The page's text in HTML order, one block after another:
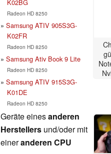
K02BG
Radeon HD 8250
Samsung ATIV 905S3G-
K02FR
Radeon HD 8250
Samsung Ativ Book 9 Lite
Radeon HD 8250
Samsung ATIV 915S3G-
K01DE
Radeon HD 8250
Geräte einesanderen
Herstellers und/oder mit
eineranderen CPU